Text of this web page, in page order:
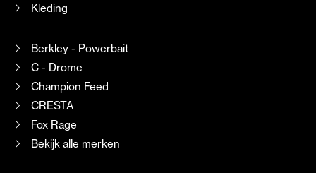
Kleding
Berkley - Powerbait
C - Drome
Champion Feed
CRESTA
Fox Rage
Bekijk alle merken